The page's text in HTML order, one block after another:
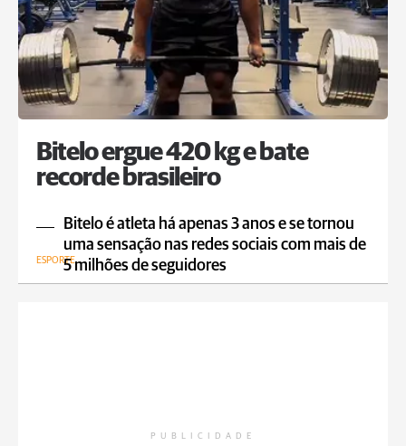
Bitelo ergue 420 kg e bate
recorde brasileiro
Bitelo é atleta há apenas 3 anos e se tornou
uma sensação nas redes sociais com mais de
5 milhões de seguidores
ESPORTE
PUBLICIDADE